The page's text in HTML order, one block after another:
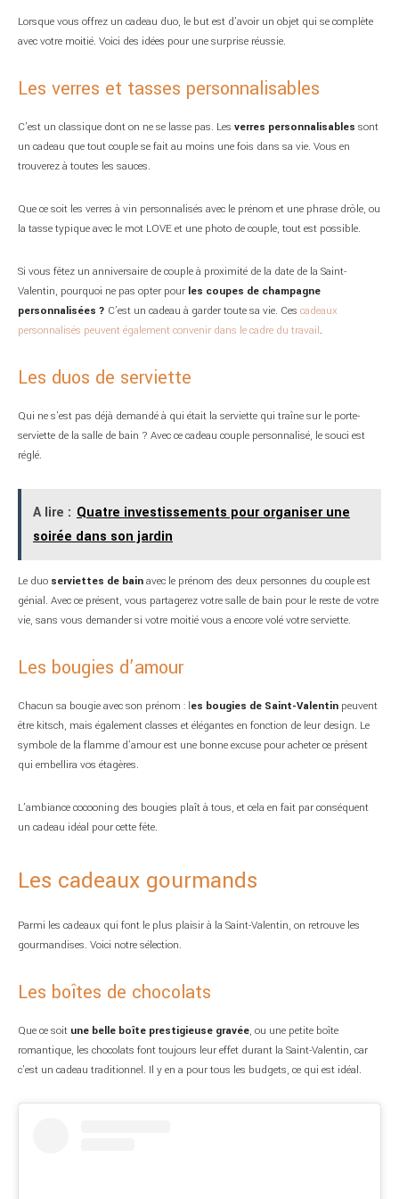
Lorsque vous offrez un cadeau duo, le but est d’avoir un objet qui se complète
avec votre moitié. Voici des idées pour une surprise réussie.
Les verres et tasses personnalisables
C’est un classique dont on ne se lasse pas. Les verres personnalisables sont
un cadeau que tout couple se fait au moins une fois dans sa vie. Vous en
trouverez à toutes les sauces.
Que ce soit les verres à vin personnalisés avec le prénom et une phrase drôle, ou
la tasse typique avec le mot LOVE et une photo de couple, tout est possible.
Si vous fêtez un anniversaire de couple à proximité de la date de la Saint-
Valentin, pourquoi ne pas opter pour les coupes de champagne
personnalisées ? C’est un cadeau à garder toute sa vie. Ces cadeaux
personnalisés peuvent également convenir dans le cadre du travail.
Les duos de serviette
Qui ne s’est pas déjà demandé à qui était la serviette qui traîne sur le porte-
serviette de la salle de bain ? Avec ce cadeau couple personnalisé, le souci est
réglé.
A lire : Quatre investissements pour organiser une
soirée dans son jardin
Le duo serviettes de bainavec le prénom des deux personnes du couple est
génial. Avec ce présent, vous partagerez votre salle de bain pour le reste de votre
vie, sans vous demander si votre moitié vous a encore volé votre serviette.
Les bougies d’amour
Chacun sa bougie avec son prénom : les bougies de Saint-Valentin peuvent
être kitsch, mais également classes et élégantes en fonction de leur design. Le
symbole de la flamme d’amour est une bonne excuse pour acheter ce présent
qui embellira vos étagères.
L’ambiance cocooning des bougies plaît à tous, et cela en fait par conséquent
un cadeau idéal pour cette fête.
Les cadeaux gourmands
Parmi les cadeaux qui font le plus plaisir à la Saint-Valentin, on retrouve les
gourmandises. Voici notre sélection.
Les boîtes de chocolats
Que ce soit une belle boîte prestigieuse gravée, ou une petite boîte
romantique, les chocolats font toujours leur effet durant la Saint-Valentin, car
c’est un cadeau traditionnel. Il y en a pour tous les budgets, ce qui est idéal.